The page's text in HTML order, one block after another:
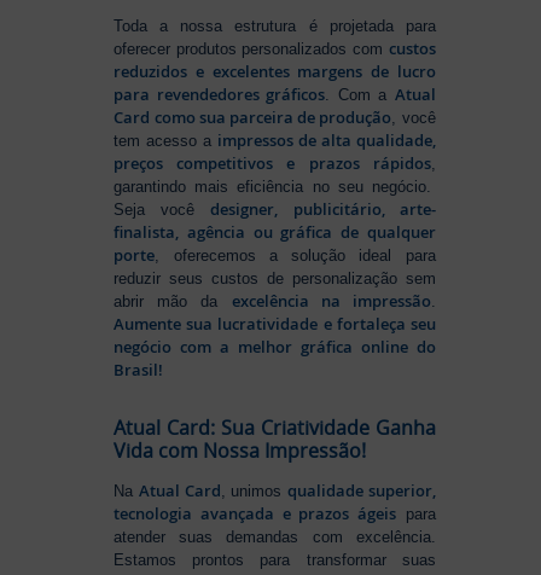
Toda a nossa estrutura é projetada para
oferecer produtos personalizados com custos
reduzidos e excelentes margens de lucro
para revendedores gráficos . Com a Atual
Card como sua parceira de produção , você
tem acesso a impressos de alta qualidade,
preços competitivos e prazos rápidos,
garantindo mais eficiência no seu negócio.
Seja vocêdesigner, publicitário, arte-
finalista, agência ou gráfica de qualquer
porte , oferecemos a solução ideal para
reduzir seus custos de personalização sem
abrir mão da excelência na impressão
Aumente sua lucratividade e fortaleça seu
negócio com a melhor gráfica online do
Brasil!
Atual Card: Sua Criatividade Ganha
Vida com Nossa Impressão!
Na Atual Card, unimos qualidade superior,
tecnologia avançada e prazos ágeispara
atender suas demandas com excelência.
Estamos prontos para transformar suas